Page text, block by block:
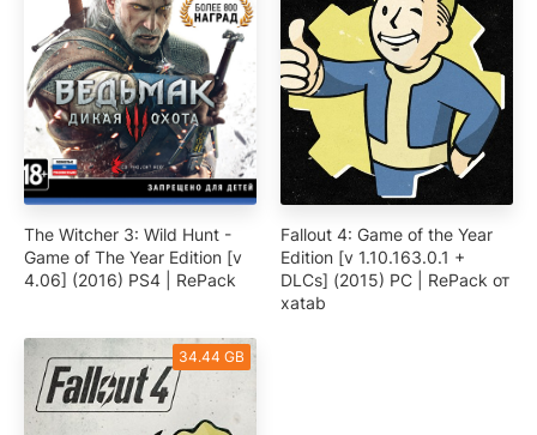
The Witcher 3: Wild Hunt -
Game of The Year Edition [v
4.06] (2016) PS4 | RePack
Fallout 4: Game of the Year
Edition [v 1.10.163.0.1 +
DLCs] (2015) PC | RePack от
xatab
34.44 GB